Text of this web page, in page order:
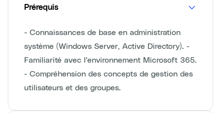
Prérequis
- Connaissances de base en administration
système (Windows Server, Active Directory). -
Familiarité avec l'environnement Microsoft 365.
- Compréhension des concepts de gestion des
utilisateurs et des groupes.